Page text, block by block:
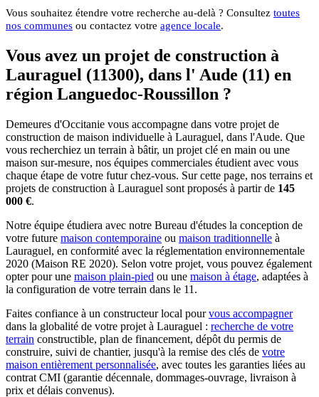
Vous souhaitez étendre votre recherche au-delà ? Consultez toutes
nos communes ou contactez votre agence locale.
Vous avez un projet de construction à
Lauraguel (11300), dans l' Aude (11) en
région Languedoc-Roussillon ?
Demeures d'Occitanie vous accompagne dans votre projet de
construction de maison individuelle à Lauraguel, dans l'Aude. Que
vous recherchiez un terrain à bâtir, un projet clé en main ou une
maison sur-mesure, nos équipes commerciales étudient avec vous
chaque étape de votre futur chez-vous. Sur cette page, nos terrains et
projets de construction à Lauraguel sont proposés à partir de 145
000 €.
Notre équipe étudiera avec notre Bureau d'études la conception de
votre future maison contemporaine ou maison traditionnelle à
Lauraguel, en conformité avec la réglementation environnementale
2020 (Maison RE 2020). Selon votre projet, vous pouvez également
opter pour une maison plain-pied ou une maison à étage, adaptées à
la configuration de votre terrain dans le 11.
Faites confiance à un constructeur local pourvous accompagner
dans la globalité de votre projet à Lauraguel : recherche de votre
terrain constructible, plan de financement, dépôt du permis de
construire, suivi de chantier, jusqu'à la remise des clés de votre
maison entièrement personnalisée, avec toutes les garanties liées au
contrat CMI (garantie décennale, dommages-ouvrage, livraison à
prix et délais convenus).